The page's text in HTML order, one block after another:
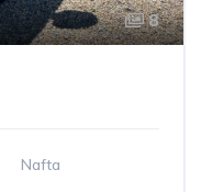
8
Nafta